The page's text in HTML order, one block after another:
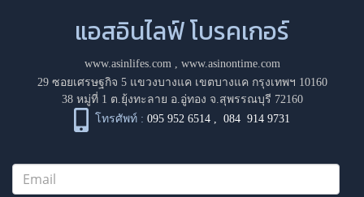
แอสอินไลฟ์ โบรคเกอร์
www.asinlifes.com, www.asinontime.com
29 ซอยเศรษฐกิจ 5 แขวงบางแค เขตบางแค กรุงเทพฯ 10160
38 หมู่ที่ 1 ต.ยุ้งทะลาย อ.อู่ทอง จ.สุพรรณบุรี 72160
โทรศัพท์ : 095 952 6514 ,084 914 9731